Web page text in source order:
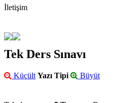
İletişim
Tek Ders Sınavı
Küçült Yazı Tipi Büyüt